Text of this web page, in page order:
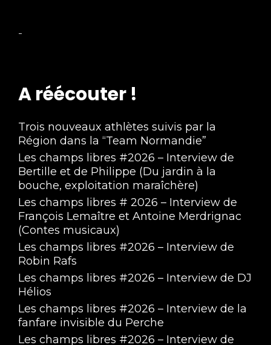
-
A réécouter !
Trois nouveaux athlètes suivis par la
Région dans la “Team Normandie”
Les champs libres #2026 – Interview de
Bertille et de Philippe (Du jardin à la
bouche, exploitation maraîchère)
Les champs libres # 2026 – Interview de
François Lemaître et Antoine Merdrignac
(Contes musicaux)
Les champs libres #2026 – Interview de
Robin Rafs
Les champs libres #2026 – Interview de DJ
Hélios
Les champs libres #2026 – Interview de la
fanfare invisible du Perche
Les champs libres #2026 – Interview de